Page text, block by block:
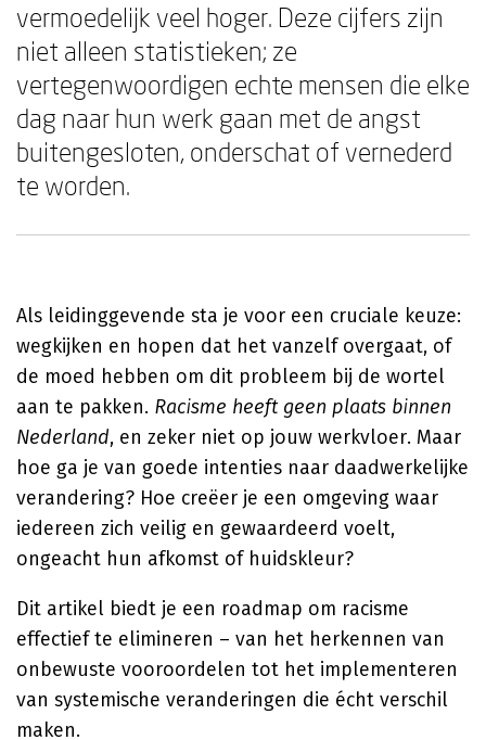
vermoedelijk veel hoger. Deze cijfers zijn
niet alleen statistieken; ze
vertegenwoordigen echte mensen die elke
dag naar hun werk gaan met de angst
buitengesloten, onderschat of vernederd
te worden.
Als leidinggevende sta je voor een cruciale keuze:
wegkijken en hopen dat het vanzelf overgaat, of
de moed hebben om dit probleem bij de wortel
aan te pakken. Racisme heeft geen plaats binnen
Nederland, en zeker niet op jouw werkvloer. Maar
hoe ga je van goede intenties naar daadwerkelijke
verandering? Hoe creëer je een omgeving waar
iedereen zich veilig en gewaardeerd voelt,
ongeacht hun afkomst of huidskleur?
Dit artikel biedt je een roadmap om racisme
effectief te elimineren – van het herkennen van
onbewuste vooroordelen tot het implementeren
van systemische veranderingen die écht verschil
maken.